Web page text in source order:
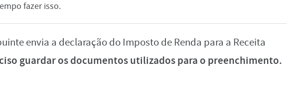
fazer isso.
envia a declaração do Imposto de Renda para a Receita
guardar os documentos utilizados para o preenchimento.